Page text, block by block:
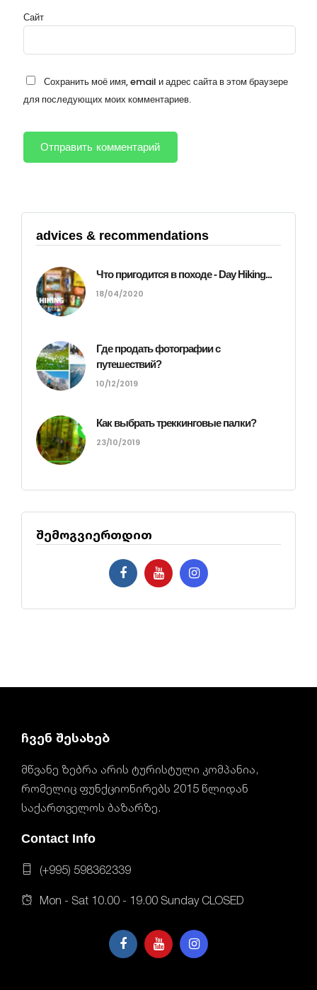
Сайт
Сохранить моё имя, email и адрес сайта в этом браузере
для последующих моих комментариев.
advices & recommendations
Что пригодится в походе - Day Hiking...
18/04/2020
Где продать фотографии с
путешествий?
10/12/2019
Как выбрать треккинговые палки?
23/10/2019
შემოგვიერთდით
ჩვენ შესახებ
მწვანე ზებრა არის ტურისტული კომპანია,
რომელიც ფუნქციონირებს 2015 წლიდან
საქართველოს ბაზარზე.
Contact Info
(+995) 598362339
Mon - Sat 10.00 - 19.00 Sunday CLOSED